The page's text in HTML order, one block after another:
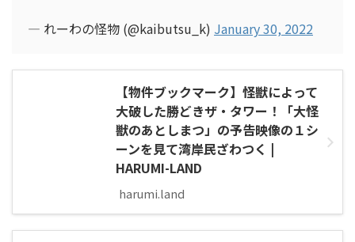
— れーわの怪物 (@kaibutsu_k) January 30, 2022
【物件ブックマーク】怪獣によって
大破した勝どきザ・タワー！「大怪
獣のあとしまつ」の予告映像の１シ
ーンを見て湾岸民ざわつく |
HARUMI-LAND
harumi.land